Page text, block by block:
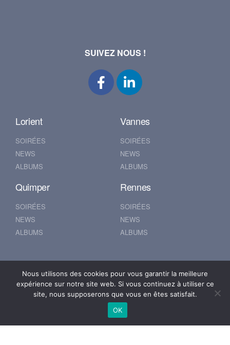
SUIVEZ NOUS !
Lorient
SOIRÉES
NEWS
ALBUMS
Vannes
SOIRÉES
NEWS
ALBUMS
Quimper
SOIRÉES
NEWS
ALBUMS
Rennes
SOIRÉES
NEWS
ALBUMS
Nantes
SOIRÉES
SOIRÉES
NEWS
ALBUMS
Nous utilisons des cookies pour vous garantir la meilleure
expérience sur notre site web. Si vous continuez à utiliser ce
site, nous supposerons que vous en êtes satisfait.
OK